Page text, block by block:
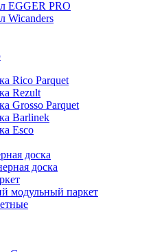
EGGER PRO
Wicanders
Rico Parquet
Rezult
Grosso Parquet
Barlinek
Esco
доска
доска
модульный паркет